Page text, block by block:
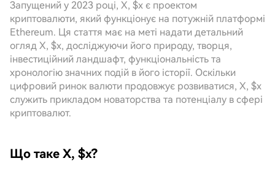
Запущений у 2023 році, X, $x є проектом
криптовалюти, який функціонує на потужній платформі
Ethereum. Ця стаття має на меті надати детальний
огляд X, $x, досліджуючи його природу, творця,
інвестиційний ландшафт, функціональність та
хронологію значних подій в його історії. Оскільки
цифровий ринок валюти продовжує розвиватися, X, $x
служить прикладом новаторства та потенціалу в сфері
криптовалют.
Що таке X, $x?